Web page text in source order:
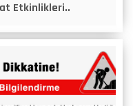
Etkinlikleri..